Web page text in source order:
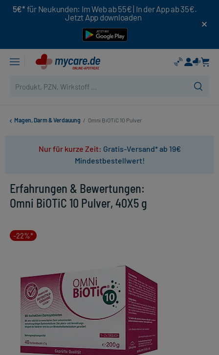
5€* für Neukunden: Im Web ab 55€ | In der App ab 35€.
Jetzt App downloaden
Magen, Darm & Verdauung / Omni BiOTiC 10 Pulver
Nur für kurze Zeit: Gratis-Versand* ab 19€
Mindestbestellwert!
Erfahrungen & Bewertungen:
Omni BiOTiC 10 Pulver, 40X5 g
-22%*